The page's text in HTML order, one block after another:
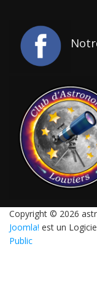
Copyright © 2026
Joomla! est un
Public